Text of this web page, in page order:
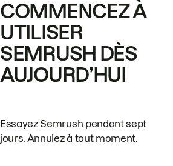
COMMENCEZ À
UTILISER
SEMRUSH DÈS
AUJOURD’HUI
Essayez Semrush pendant sept
jours. Annulez à tout moment.